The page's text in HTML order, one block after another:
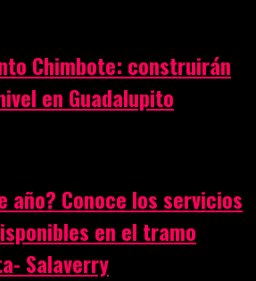
Chimbote: construirán
en Guadalupito
año? Conoce los servicios
en el tramo
Salaverry